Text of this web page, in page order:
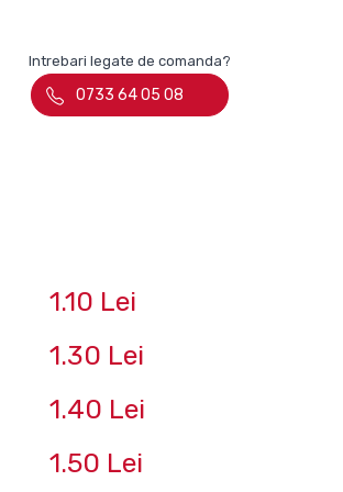
Intrebari legate de comanda?
0733 64 05 08
1.10 Lei
1.30 Lei
1.40 Lei
1.50 Lei